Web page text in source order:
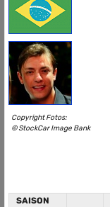
Copyright Fotos:
© StockCar Image Bank
SAISON